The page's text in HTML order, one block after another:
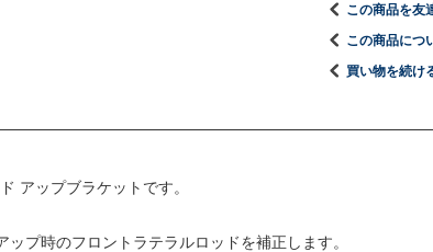
この商品を友
この商品につ
買い物を続け
アップブラケットです。
プ時のフロントラテラルロッドを補正します。